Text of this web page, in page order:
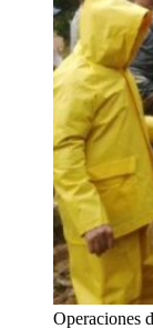
Operaciones